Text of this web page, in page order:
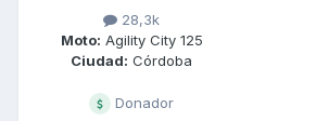
28,3k
Moto: Agility City 125
Ciudad: Córdoba
Donador